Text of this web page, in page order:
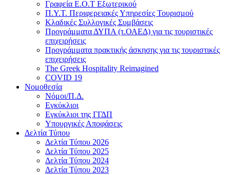
Γραφεία Ε.Ο.Τ Εξωτερικού
Π.Υ.Τ. Περιφερειακές Υπηρεσίες Τουρισμού
Κλαδικές Συλλογικές Συμβάσεις
Προγράμματα ΔΥΠΑ (τ.ΟΑΕΔ) για τις τουριστικές
επιχειρήσεις
Προγράμματα πρακτικής άσκησης για τις τουριστικές
επιχειρήσεις
The Greek Hospitality Reimagined
COVID 19
Νομοθεσία
Νόμοι/Π.Δ.
Εγκύκλιοι
Εγκύκλιοι της ΓΓΔΠ
Υπουργικές Αποφάσεις
Δελτία Τύπου
Δελτία Τύπου 2026
Δελτία Τύπου 2025
Δελτία Τύπου 2024
Δελτία Τύπου 2023